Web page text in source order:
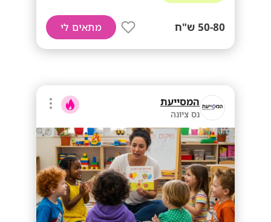
50-80 ש"ח מתאים לי
המסייעת
נס ציונה